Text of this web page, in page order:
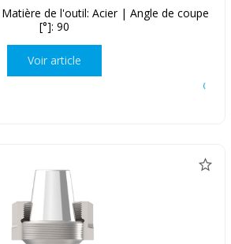
de l'outil: Acier | Angle de coupe
[°]: 90
Voir article